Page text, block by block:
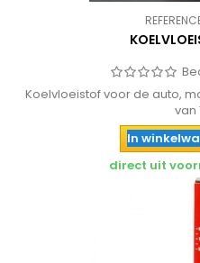
Koelvloeistof voor de auto,
van
In
direct uit